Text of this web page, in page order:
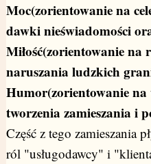
Moc(zorientowanie na
dawki nieświadomości
Miłość(zorientowanie na
naruszania ludzkich
Humor(zorientowanie na
tworzenia zamieszania i
Część z tego zamieszania
ról "usługodawcy" i